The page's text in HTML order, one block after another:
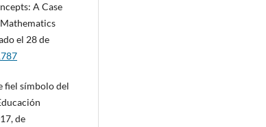
A Case
el 28 de
fiel símbolo del
de